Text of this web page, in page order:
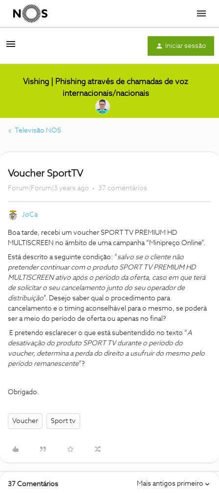
Menu
Iniciar sessão
Vishing | Phishing através de chamadas de voz
internacionais/nacionais
Televisão NOS
Voucher SportTV
Forum|Forum|3 years ago 37 comentários
JoCa
Boa tarde, recebi um voucher SPORT TV PREMIUM HD
MULTISCREEN no âmbito de uma campanha “Minipreço Online”.
Está descrito a seguinte condição: “salvo se o cliente não
pretender continuar com o produto SPORT TV PREMIUM HD
MULTISCREEN ativo após o período da oferta, caso em que terá
de solicitar o seu cancelamento junto do seu operador de
distribuição”. Desejo saber qual o procedimento para
cancelamento e o timing aconselhável para o mesmo, se poderá
ser a meio do período de oferta ou apenas no final?
E pretendo esclarecer o que está subentendido no texto “A
desativação do produto SPORT TV durante o período do
voucher, determina a perda do direito a usufruir do mesmo pelo
período remanescente”?
Obrigado.
Voucher Sport tv
37 Comentários Mais antigos primeiro